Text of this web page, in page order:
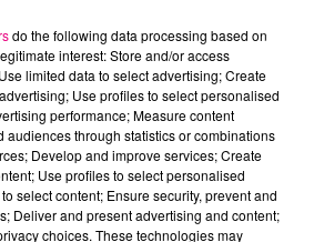
Lion Vierge
do the following data processing based on
interest: Store and/or access
limited data to select advertising; Create
Use profiles to select personalised
performance; Measure content
audiences through statistics or combinations
Develop and improve services; Create
Use profiles to select personalised
select content; Ensure security, prevent and
Deliver and present advertising and content;
choices. These technologies may